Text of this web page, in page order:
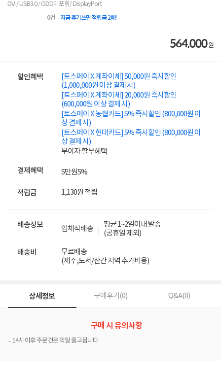
DVI / USB3.0 / ODD미포함/ DisplayPort
0건 지금 후기쓰면 적립금 2배!
564,000원
할인혜택
[토스페이 X 계좌이체] 50,000원 즉시할인
(1,000,000원 이상 결제 시)
[토스페이 X 계좌이체] 20,000원 즉시할인
(600,000원 이상 결제 시)
[토스페이 X 농협카드] 5% 즉시할인 (800,000원 이
상 결제 시)
[토스페이 X 현대카드] 5% 즉시할인 (800,000원 이
상 결제 시)
무이자 할부혜택
결제혜택 5만원5%
적립금 1,130원 적립
배송정보 업체직배송
평균 1~2일이내 발송
(공휴일 제외)
배송비
무료배송
(제주,도서/산간 지역 추가비용)
상세정보 구매후기(0) Q&A(0)
구매 시 유의사항
14시 이후 주문건은 익일 출고됩니다